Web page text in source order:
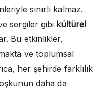
sınırlı kalmaz.
sergiler gibi kültürel
Bu etkinlikler,
ve toplumsal
her şehirde farklılık
daha da